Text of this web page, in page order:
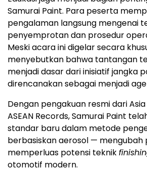
Samurai Paint. Para peserta
pengalaman langsung mengenai
penyemprotan dan prosedur
Meski acara ini digelar secara
menyebutkan bahwa tantangan
menjadi dasar dari inisiatif jangka
direncanakan sebagai menjadi
Dengan pengakuan resmi dari
ASEAN Records, Samurai Paint
standar baru dalam metode
berbasiskan aerosol — mengubah
memperluas potensi teknik
otomotif modern.